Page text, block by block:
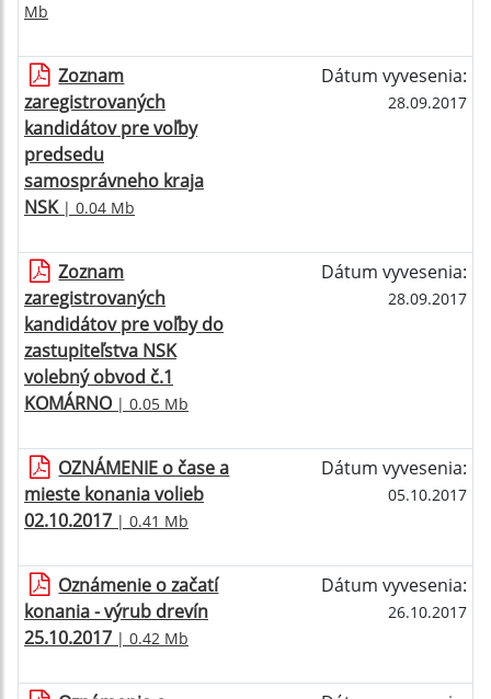
Mb
Zoznam
zaregistrovaných
kandidátov pre voľby
predsedu
samosprávneho kraja
NSK| 0.04 Mb
Dátum vyvesenia:
28.09.2017
Zoznam
zaregistrovaných
kandidátov pre voľby do
zastupiteľstva NSK
volebný obvod č.1
KOMÁRNO| 0.05 Mb
Dátum vyvesenia:
28.09.2017
OZNÁMENIE o čase a
mieste konania volieb
02.10.2017 | 0.41 Mb
Dátum vyvesenia:
05.10.2017
Oznámenie o začatí
konania - výrub drevín
25.10.2017 | 0.42 Mb
Dátum vyvesenia:
26.10.2017